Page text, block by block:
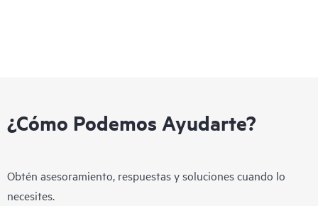
¿Cómo Podemos Ayudarte?
Obtén asesoramiento, respuestas y soluciones cuando lo
necesites.